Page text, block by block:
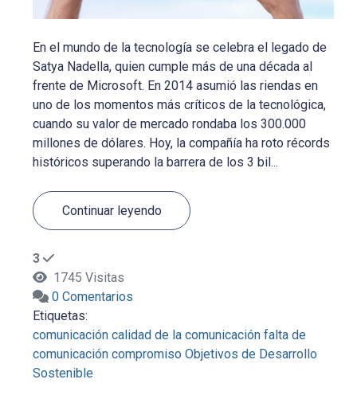
En el mundo de la tecnología se celebra el legado de
Satya Nadella, quien cumple más de una década al
frente de Microsoft. En 2014 asumió las riendas en
uno de los momentos más críticos de la tecnológica,
cuando su valor de mercado rondaba los 300.000
millones de dólares. Hoy, la compañía ha roto récords
históricos superando la barrera de los 3 bil...
Continuar leyendo
3
1745 Visitas
0 Comentarios
Etiquetas:
comunicación calidad de la comunicación falta de
comunicación compromiso Objetivos de Desarrollo
Sostenible